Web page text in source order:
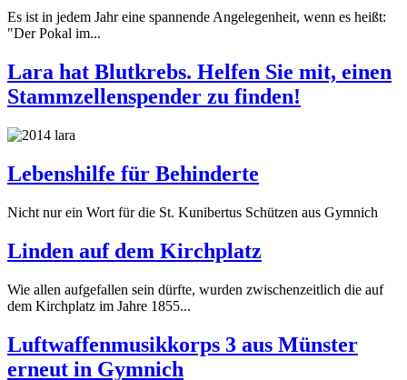
Es ist in jedem Jahr eine spannende Angelegenheit, wenn es heißt:
"Der Pokal im...
Lara hat Blutkrebs. Helfen Sie mit, einen
Stammzellenspender zu finden!
Lebenshilfe für Behinderte
Nicht nur ein Wort für die St. Kunibertus Schützen aus Gymnich
Linden auf dem Kirchplatz
Wie allen aufgefallen sein dürfte, wurden zwischenzeitlich die auf
dem Kirchplatz im Jahre 1855...
Luftwaffenmusikkorps 3 aus Münster
erneut in Gymnich